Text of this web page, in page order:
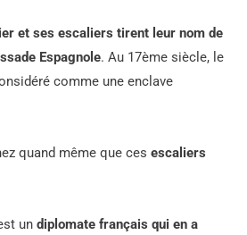
et ses escaliers tirent leur nom de
Espagnole. Au 17ème siècle, le
comme une enclave
quand même que ces escaliers
un diplomate français qui en a